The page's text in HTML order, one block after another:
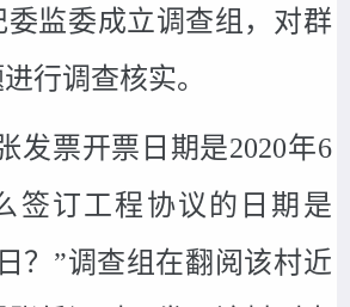
委监委成立调查组，对群
行调查核实。
票开票日期是2020年6
签订工程协议的日期是
？”调查组在翻阅该村近